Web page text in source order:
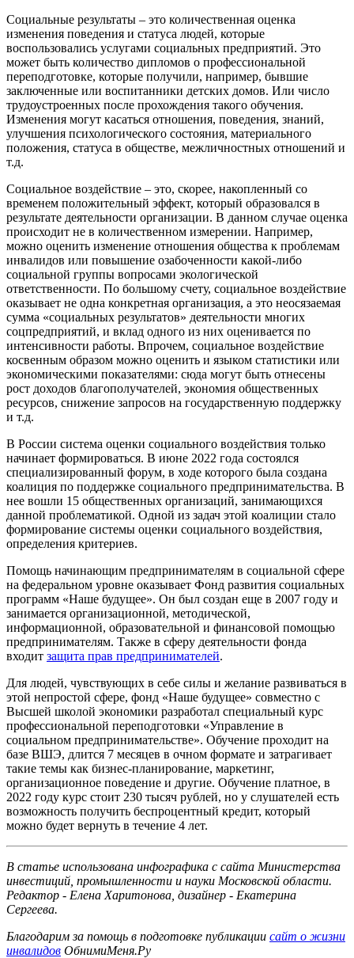
Социальные результаты – это количественная оценка
изменения поведения и статуса людей, которые
воспользовались услугами социальных предприятий. Это
может быть количество дипломов о профессиональной
переподготовке, которые получили, например, бывшие
заключенные или воспитанники детских домов. Или число
трудоустроенных после прохождения такого обучения.
Изменения могут касаться отношения, поведения, знаний,
улучшения психологического состояния, материального
положения, статуса в обществе, межличностных отношений и
т.д.
Социальное воздействие – это, скорее, накопленный со
временем положительный эффект, который образовался в
результате деятельности организации. В данном случае оценка
происходит не в количественном измерении. Например,
можно оценить изменение отношения общества к проблемам
инвалидов или повышение озабоченности какой-либо
социальной группы вопросами экологической
ответственности. По большому счету, социальное воздействие
оказывает не одна конкретная организация, а это неосязаемая
сумма «социальных результатов» деятельности многих
соцпредприятий, и вклад одного из них оценивается по
интенсивности работы. Впрочем, социальное воздействие
косвенным образом можно оценить и языком статистики или
экономическими показателями: сюда могут быть отнесены
рост доходов благополучателей, экономия общественных
ресурсов, снижение запросов на государственную поддержку
и т.д.
В России система оценки социального воздействия только
начинает формироваться. В июне 2022 года состоялся
специализированный форум, в ходе которого была создана
коалиция по поддержке социального предпринимательства. В
нее вошли 15 общественных организаций, занимающихся
данной проблематикой. Одной из задач этой коалиции стало
формирование системы оценки социального воздействия,
определения критериев.
Помощь начинающим предпринимателям в социальной сфере
на федеральном уровне оказывает Фонд развития социальных
программ «Наше будущее». Он был создан еще в 2007 году и
занимается организационной, методической,
информационной, образовательной и финансовой помощью
предпринимателям. Также в сферу деятельности фонда
входит защита прав предпринимателей.
Для людей, чувствующих в себе силы и желание развиваться в
этой непростой сфере, фонд «Наше будущее» совместно с
Высшей школой экономики разработал специальный курс
профессиональной переподготовки «Управление в
социальном предпринимательстве». Обучение проходит на
базе ВШЭ, длится 7 месяцев в очном формате и затрагивает
такие темы как бизнес-планирование, маркетинг,
организационное поведение и другие. Обучение платное, в
2022 году курс стоит 230 тысяч рублей, но у слушателей есть
возможность получить беспроцентный кредит, который
можно будет вернуть в течение 4 лет.
В статье использована инфографика с сайта Министерства
инвестиций, промышленности и науки Московской области.
Редактор - Елена Харитонова, дизайнер - Екатерина
Сергеева.
Благодарим за помощь в подготовке публикации сайт о жизни
инвалидов ОбнимиМеня.Ру